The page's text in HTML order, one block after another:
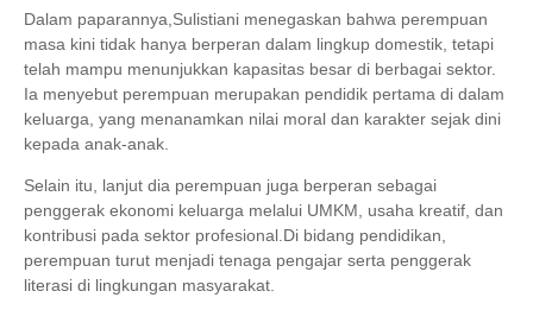
Dalam paparannya,Sulistiani menegaskan bahwa perempuan
masa kini tidak hanya berperan dalam lingkup domestik, tetapi
telah mampu menunjukkan kapasitas besar di berbagai sektor.
Ia menyebut perempuan merupakan pendidik pertama di dalam
keluarga, yang menanamkan nilai moral dan karakter sejak dini
kepada anak-anak.
Selain itu, lanjut dia perempuan juga berperan sebagai
penggerak ekonomi keluarga melalui UMKM, usaha kreatif, dan
kontribusi pada sektor profesional.Di bidang pendidikan,
perempuan turut menjadi tenaga pengajar serta penggerak
literasi di lingkungan masyarakat.